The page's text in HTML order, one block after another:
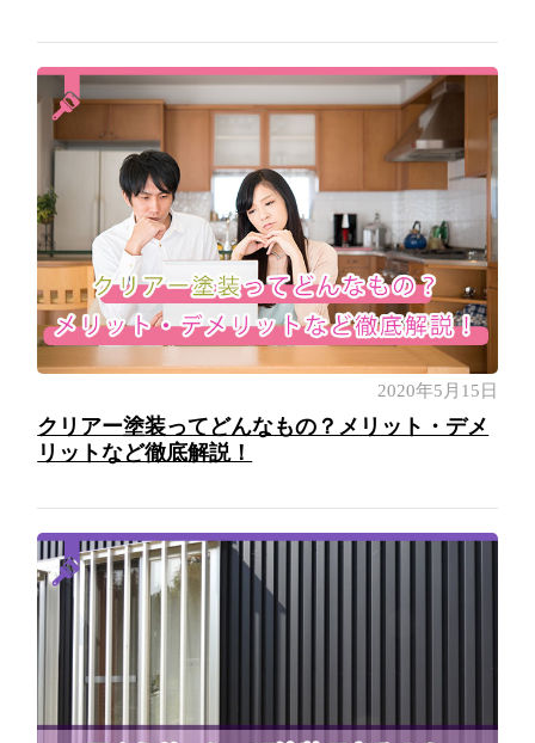
2020年5月15日
クリアー塗装ってどんなもの？メリット・デメ
リットなど徹底解説！